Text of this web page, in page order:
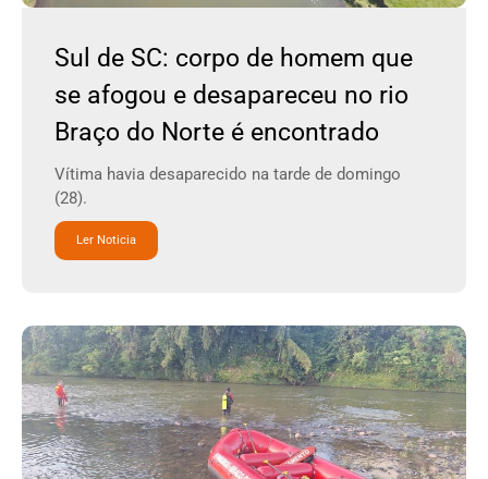
Sul de SC: corpo de homem que
se afogou e desapareceu no rio
Braço do Norte é encontrado
Vítima havia desaparecido na tarde de domingo
(28).
Ler Noticia